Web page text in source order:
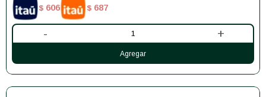
$ 606 $ 687
- +